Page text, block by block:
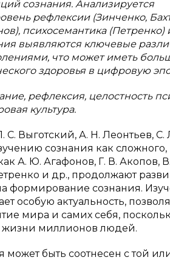
сознания. Анализируется
рефлексии (Зинченко,
психосемантика (Петренко)
выявляются ключевые
что может иметь
здоровья в цифровую
рефлексия, целостность
культура.
С. Выготский, А. Н. Леонтьев, С.
сознания как сложного,
А. Ю. Агафонов, Г. В. Акопов,
и др., продолжают
формирование сознания.
особую актуальность,
мира и самих себя,
жизни миллионов людей.
быть соотнесен с той